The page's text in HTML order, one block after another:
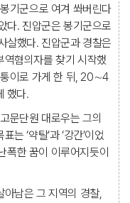
기군으로 여겨 쏴버린다
다. 진압군은 봉기군으로
살했다. 진압군과 경찰은
혐의자를 찾기 시작했
이로 가게 한 뒤, 20∼4
했다.
문단원 대로우는 그의
는 ‘약탈’과 ‘강간’이었
폭한 꿈이 이루어지듯이
남은 그 지역의 경찰,